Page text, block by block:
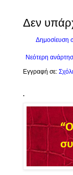
Δεν
Δημοσίευση
Νεότερη
Εγγραφή σε:
.